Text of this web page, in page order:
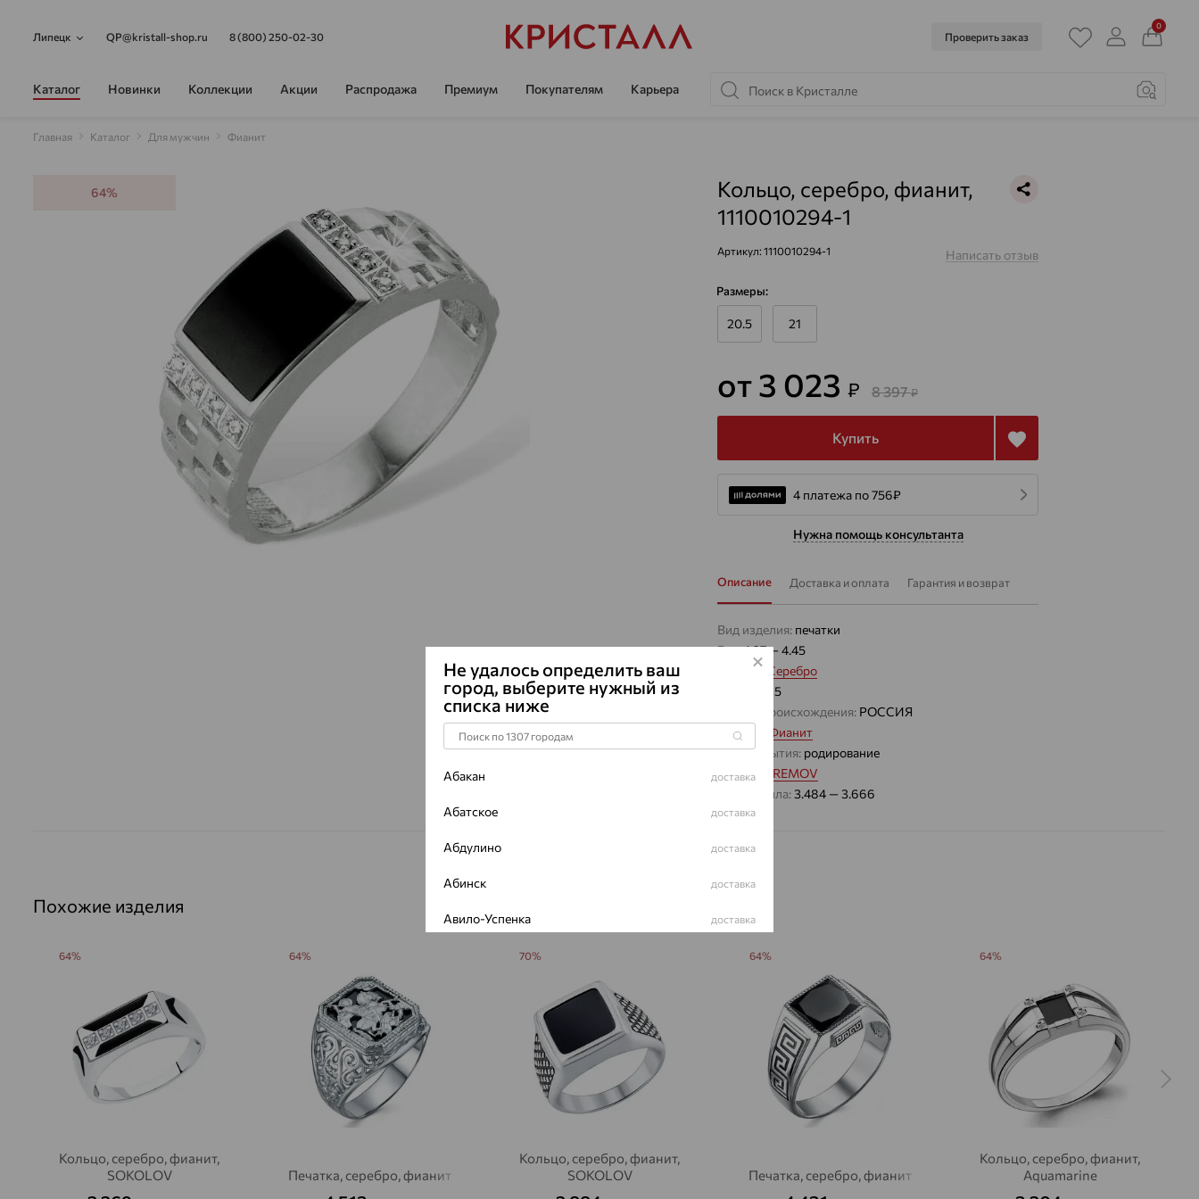
Липецк QP@kristall-shop.ru 8 (800) 250-02-30 Проверить заказ
0
Каталог Новинки Коллекции Акции Распродажа Премиум Покупателям Карьера
Главная Каталог Для мужчин Фианит
64%
Кольцо, серебро, фианит,
1110010294-1
Артикул: 1110010294-1 Написать отзыв
Размеры:
20.5 21
от 3 023 ₽ 8 397₽
Купить
4 платежа по 756₽
Нужна помощь консультанта
Описание Доставка и оплата Гарантия и возврат
Вид изделия: печатки
Вес:4.27 — 4.45
Металл:
Серебро
925
Страна происхождения: РОССИЯ
Вставка:
Фианит
Вид покрытия: родирование
Бренд:
EFREMOV
Вес металла:3.484 — 3.666
Похожие изделия
Кольцо, серебро, фианит,
SOKOLOV
64%
Печатка, серебро, фианит
64%
Кольцо, серебро, фианит,
SOKOLOV
70%
Печатка, серебро, фианит
64%
Кольцо, серебро, фианит,
Aquamarine
64%
Не удалось определить ваш
город, выберите нужный из
списка ниже
Абакан доставка
Абатское доставка
Абдулино доставка
Абинск доставка
Авило-Успенка доставка
доставка
доставка